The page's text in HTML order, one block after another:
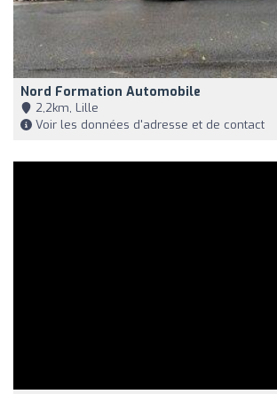
Nord Formation Automobile
2,2km, Lille
Voir les données d'adresse et de contact